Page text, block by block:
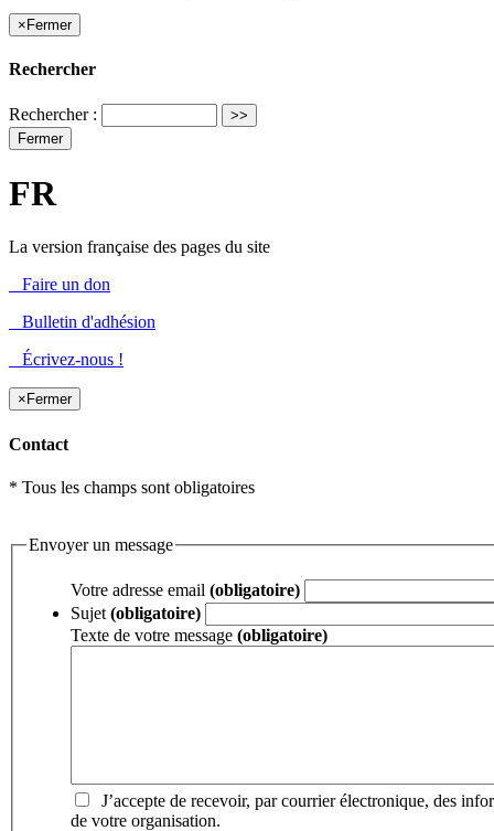
× Fermer
Rechercher
Rechercher :
Fermer
FR
La version française des pages du site
Faire un don
Bulletin d'adhésion
Écrivez-nous !
× Fermer
Contact
* Tous les champs sont obligatoires
Envoyer un message
Votre adresse email (obligatoire)
Sujet (obligatoire)
Texte de votre message (obligatoire)
J’accepte de recevoir, par courrier électronique, des
de votre organisation.